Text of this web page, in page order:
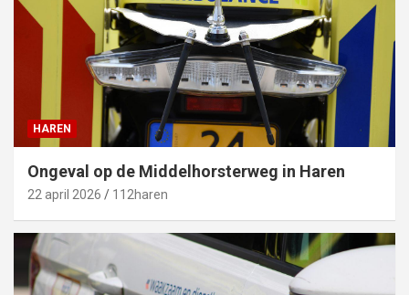
HAREN
Ongeval op de Middelhorsterweg in Haren
22 april 2026 112haren